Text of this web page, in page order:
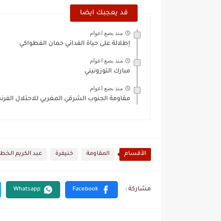
قد يعجبك ايضا
منذ بضع اعوام
إطلالة على حياة الفدائي حمان الفطواكي
منذ بضع اعوام
مبارك التوزونيني
منذ بضع اعوام
مقاومة الجنوب الشرقي المغربي للاحتلال
الأقسام المقاومة خنيفرة عبد الكريم